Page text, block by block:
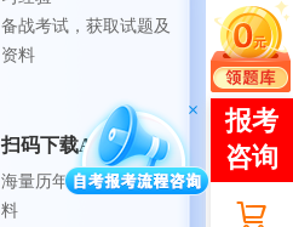
备战考试，获取试题及
资料
扫码下载APP
海量历年试题、备考资
料